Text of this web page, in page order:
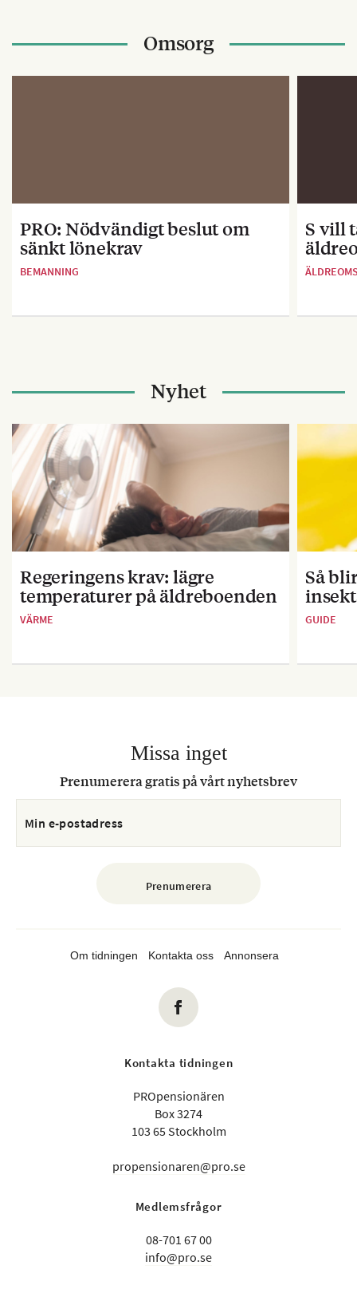
Omsorg
PRO: Nödvändigt beslut om
sänkt lönekrav
BEMANNING
S vill
Nyhet
Regeringens krav: lägre
temperaturer på äldreboenden
VÄRME
Så
GUIDE
Missa inget
Prenumerera gratis på vårt nyhetsbrev
Om tidningen Kontakta oss Annonsera
Kontakta tidningen
PROpensionären
Box 3274
103 65 Stockholm
propensionaren@pro.se
Medlemsfrågor
08-701 67 00
info@pro.se